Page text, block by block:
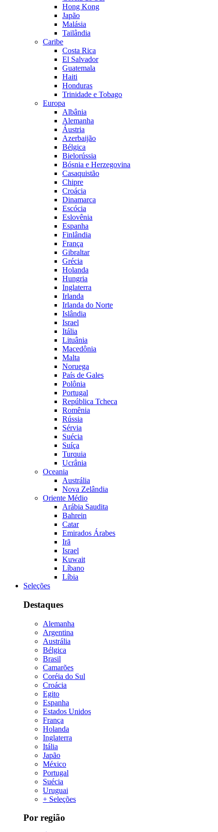
Hong Kong
Japão
Malásia
Tailândia
Caribe
Costa Rica
El Salvador
Guatemala
Haiti
Honduras
Trinidade e Tobago
Europa
Albânia
Alemanha
Áustria
Azerbaijão
Bélgica
Bielorússia
Bósnia e Herzegovina
Casaquistão
Chipre
Croácia
Dinamarca
Escócia
Eslovênia
Espanha
Finlândia
França
Gibraltar
Grécia
Holanda
Hungria
Inglaterra
Irlanda
Irlanda do Norte
Islândia
Israel
Itália
Lituânia
Macedônia
Malta
Noruega
País de Gales
Polônia
Portugal
República Tcheca
Romênia
Rússia
Sérvia
Suécia
Suíça
Turquia
Ucrânia
Oceania
Austrália
Nova Zelândia
Oriente Médio
Arábia Saudita
Bahrein
Catar
Emirados Árabes
Irã
Israel
Kuwait
Líbano
Líbia
Seleções
Destaques
Alemanha
Argentina
Austrália
Bélgica
Brasil
Camarões
Coréia do Sul
Croácia
Egito
Espanha
Estados Unidos
França
Holanda
Inglaterra
Itália
Japão
México
Portugal
Suécia
Uruguai
+ Seleções
Por região